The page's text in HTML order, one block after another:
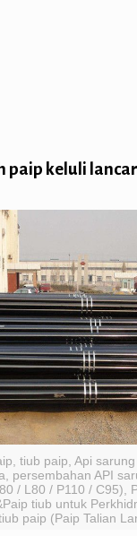
paip keluli
tiub paip, Api
persembahan API
/ L80 / P110 / C95),
tiub untuk
paip (Paip Talian